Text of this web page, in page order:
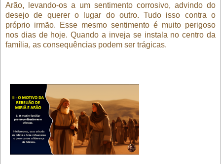
Arão, levando-os a um sentimento corrosivo, advindo do
desejo de querer o lugar do outro. Tudo isso contra o
próprio irmão. Esse mesmo sentimento é muito perigoso
nos dias de hoje. Quando a inveja se instala no centro da
família, as consequências podem ser trágicas.